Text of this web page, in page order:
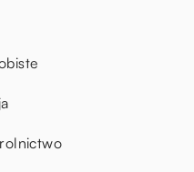
rolnictwo